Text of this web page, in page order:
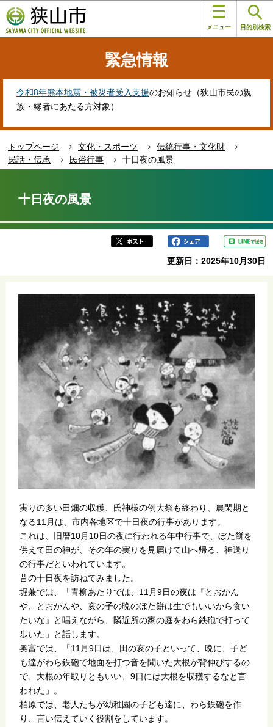
の
ペ
す
メニュー 目的別検索
緊急情報
令和8年熊本地震・被災者受入支援のお知らせ（狭山市民の親
族・縁者にあたる方対象）
トップページ 文化・スポーツ
伝統行事・文化財
民話・伝承
民俗行事
十日夜の風景
か
十日夜の風景
更新日：2025年10月30日
実りの多い田畑の収穫、氏神様の例大祭も終わり、農閑期と
なる11月は、市内各地区で十日夜の行事があります。
これは、旧暦10月10日の夜に行われる年中行事で、ぼた餅を
供えて田の神が、その年の実りを見届けて山へ帰る、神送り
の行事だといわれています。
昔の十日夜を訪ねてみました。
堀兼では、「青柳あたりでは、11月9日の夜は『とおかん
や、とおかんや、亥の子の晩のぼた餅は生でもいいから食い
たいな』と唱えながら、隣近所の家の庭をわら鉄砲で打って
歩いた」と話します。
奥富では、「11月9日は、田の亥の子といって、晩に、子ど
も達がわら鉄砲で地面を打つ音を聞いた大根が背伸びするの
で、大根の年取りともいい、9日には大根を収穫するなと言
われた」。
柏原では、老人たちが幼稚園の子ども達に、わら鉄砲を作
り、言い伝えていく役割をしています。